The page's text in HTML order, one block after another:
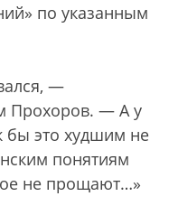
по указанным
—
Прохоров. — А у
бы это худшим не
понятиям
не прощают…»